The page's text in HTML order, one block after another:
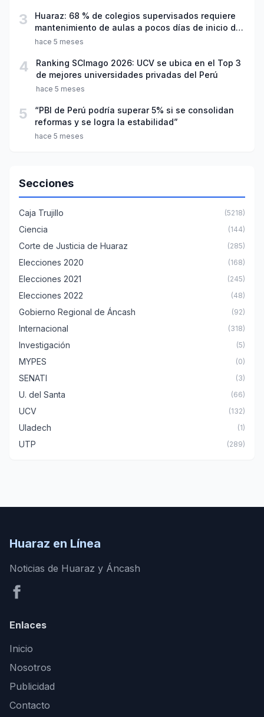
3
Huaraz: 68 % de colegios supervisados requiere
mantenimiento de aulas a pocos días de inicio del
año escolar 2026
hace 5 meses
4
Ranking SCImago 2026: UCV se ubica en el Top 3
de mejores universidades privadas del Perú
hace 5 meses
5
“PBI de Perú podría superar 5% si se consolidan
reformas y se logra la estabilidad”
hace 5 meses
Secciones
Caja Trujillo (5218)
Ciencia (144)
Corte de Justicia de Huaraz (285)
Elecciones 2020 (168)
Elecciones 2021 (245)
Elecciones 2022 (48)
Gobierno Regional de Áncash (92)
Internacional (318)
Investigación (5)
MYPES (0)
SENATI (3)
U. del Santa (66)
UCV (132)
Uladech (1)
UTP (289)
Huaraz en Línea
Noticias de Huaraz y Áncash
Enlaces
Inicio
Nosotros
Publicidad
Contacto